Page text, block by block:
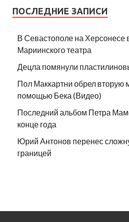
ПОСЛЕДНИЕ ЗАПИСИ
В Севастополе на Херсонесе
Мариинского театра
Децла помянули
Пол Маккартни обрел вторую
помощью Бека (Видео)
Последний альбом Петра
конце года
Юрий Антонов перенес
границей